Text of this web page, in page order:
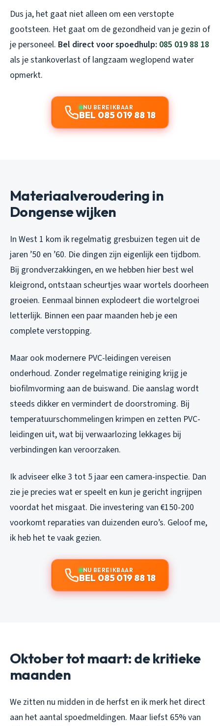
Dus ja, het gaat niet alleen om een verstopte
gootsteen. Het gaat om de gezondheid van je gezin of
je personeel. Bel direct voor spoedhulp: 085 019 88 18
als je stankoverlast of langzaam weglopend water
opmerkt.
NU BEREIKBAAR
BEL 085 019 88 18
Materiaalveroudering in
Dongense wijken
In West 1 kom ik regelmatig gresbuizen tegen uit de
jaren ’50 en ’60. Die dingen zijn eigenlijk een tijdbom.
Bij grondverzakkingen, en we hebben hier best wel
kleigrond, ontstaan scheurtjes waar wortels doorheen
groeien. Eenmaal binnen explodeert die wortelgroei
letterlijk. Binnen een paar maanden heb je een
complete verstopping.
Maar ook modernere PVC-leidingen vereisen
onderhoud. Zonder regelmatige reiniging krijg je
biofilmvorming aan de buiswand. Die aanslag wordt
steeds dikker en vermindert de doorstroming. Bij
temperatuurschommelingen krimpen en zetten PVC-
leidingen uit, wat bij verwaarlozing lekkages bij
verbindingen kan veroorzaken.
Ik adviseer elke 3 tot 5 jaar een camera-inspectie. Dan
zie je precies wat er speelt en kun je gericht ingrijpen
voordat het misgaat. Die investering van €150-200
voorkomt reparaties van duizenden euro’s. Geloof me,
ik heb het te vaak gezien.
NU BEREIKBAAR
BEL 085 019 88 18
Oktober tot maart: de kritieke
maanden
We zitten nu midden in de herfst en ik merk het direct
aan het aantal spoedmeldingen. Maar liefst 65% van